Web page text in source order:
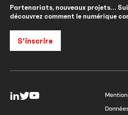
Partenariats, nouveaux projets…
découvrez comment le numérique
S’inscrire